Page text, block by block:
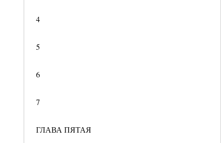
4
5
6
7
ГЛАВА ПЯТАЯ